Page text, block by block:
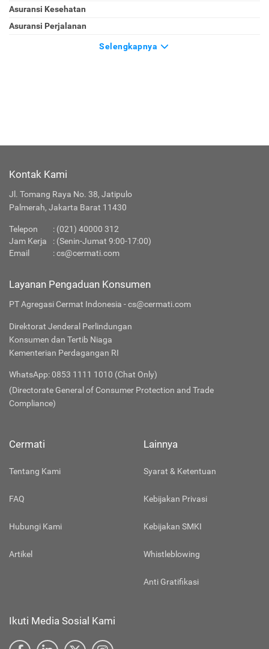
Asuransi Kesehatan
Asuransi Perjalanan
Selengkapnya
Kontak Kami
Jl. Tomang Raya No. 38, Jatipulo
Palmerah, Jakarta Barat 11430
Telepon : (021) 40000 312
Jam Kerja
: (Senin-Jumat 9:00-17:00)
Email
:cs@cermati.com
Layanan Pengaduan Konsumen
PT Agregasi Cermat Indonesia - cs@cermati.com
Direktorat Jenderal Perlindungan
Konsumen dan Tertib Niaga
Kementerian Perdagangan RI
WhatsApp: 0853 1111 1010 (Chat Only)
(Directorate General of Consumer Protection and Trade
Compliance)
Cermati
Tentang Kami
FAQ
Hubungi Kami
Artikel
Lainnya
Syarat & Ketentuan
Kebijakan Privasi
Kebijakan SMKI
Whistleblowing
Anti Gratifikasi
Ikuti Media Sosial Kami